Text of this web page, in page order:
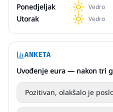
Ponedjeljak
Vedro
Utorak
Vedro
ANKETA
Uvođenje eura — nakon tri
Pozitivan, olakšalo je